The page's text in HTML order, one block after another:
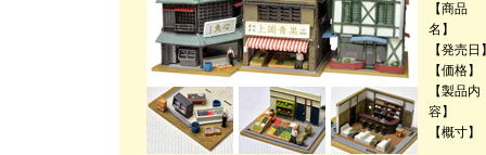
【商品
名】
【発売日
【価格】
【製品内
容】
【概寸】